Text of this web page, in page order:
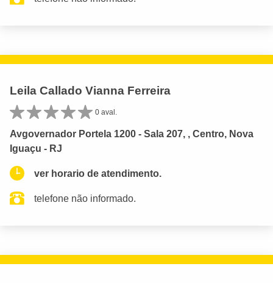
Leila Callado Vianna Ferreira
0 aval.
Avgovernador Portela 1200 - Sala 207, , Centro, Nova
Iguaçu - RJ
ver horario de atendimento.
telefone não informado.